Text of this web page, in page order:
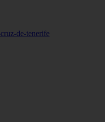
de-tenerife